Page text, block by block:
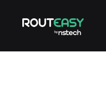
content